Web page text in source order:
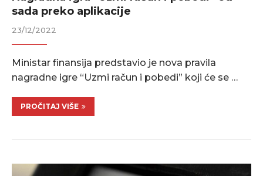
sada preko aplikacije
23/12/2022
Ministar finansija predstavio je nova pravila
nagradne igre “Uzmi račun i pobedi” koji će se …
PROČITAJ VIŠE